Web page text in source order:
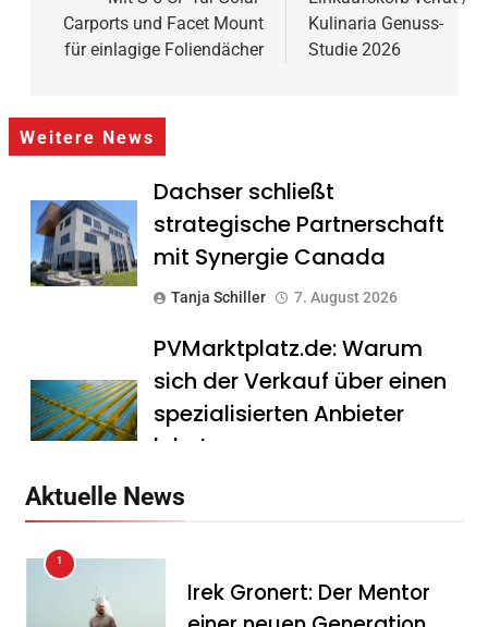
Carports und Facet Mount
für einlagige Foliendächer
Kulinaria Genuss-
Studie 2026
Weitere News
Dachser schließt
strategische Partnerschaft
mit Synergie Canada
Tanja Schiller 7. August 2026
PVMarktplatz.de: Warum
sich der Verkauf über einen
spezialisierten Anbieter
lohnt
Mitarbeitergespräch pro
Aktuelle News
1
Irek Gronert: Der Mentor